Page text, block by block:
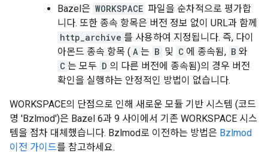
Bazel은 WORKSPACE 파일을 순차적으로 평가합
니다. 또한 종속 항목은 버전 정보 없이 URL과 함께
http_archive 를 사용하여 지정됩니다. 즉, 다이
아몬드 종속 항목 ( A 는 B 및 C 에 종속됨, B 와
C 는 모두 D 의 다른 버전에 종속됨)의 경우 버전
확인을 실행하는 안정적인 방법이 없습니다.
WORKSPACE의 단점으로 인해 새로운 모듈 기반 시스템 (코드
명 'Bzlmod')은 Bazel 6과 9 사이에서 기존 WORKSPACE 시스
템을 점차 대체했습니다. Bzlmod로 이전하는 방법은 Bzlmod
이전 가이드를 참고하세요.